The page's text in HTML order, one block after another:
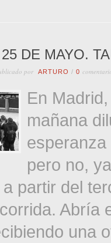
DE MAYO.
por ARTURO / 0
En
mañana
pero no,
partir del
Abría
una